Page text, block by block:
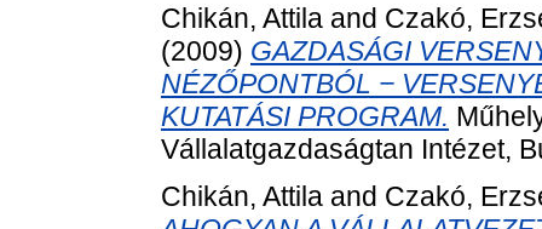
Chikán, Attila and Czakó,
(2009) GAZDASÁGI
NÉZŐPONTBÓL −
KUTATÁSI PROGRAM.
Vállalatgazdaságtan Intézet,
Chikán, Attila and Czakó,